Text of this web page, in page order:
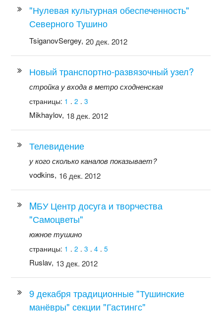
"Нулевая культурная обеспеченность"
Северного Тушино
TsiganovSergey, 20 дек. 2012
Новый транспортно-развязочный узел?
стройка у входа в метро сходненская
страницы: 1 .2 .3
Mikhaylov, 18 дек. 2012
Телевидение
у кого сколько каналов показывает?
vodkins, 16 дек. 2012
MБУ Центр досуга и творчества
"Самоцветы"
южное тушино
страницы: 1 .2 .3 .4 .5
Ruslav, 13 дек. 2012
9 декабря традиционные "Тушинские
манёвры" секции "Гастингс"